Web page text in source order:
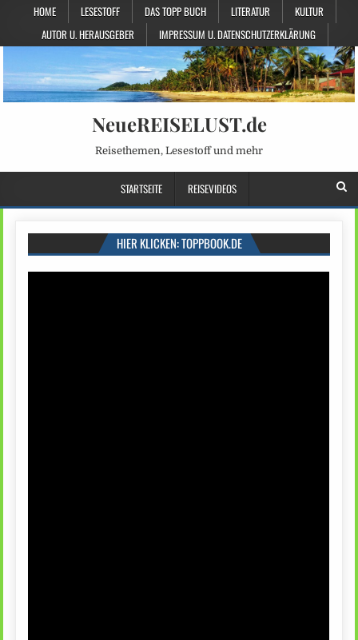
HOME LESESTOFF DAS TOPP BUCH LITERATUR
KULTUR
AUTOR U. HERAUSGEBER
IMPRESSUM U. DATENSCHUTZERKLÄRUNG
NeueREISELUST.de
Reisethemen, Lesestoff und mehr
STARTSEITE REISEVIDEOS
HIER KLICKEN: TOPPBOOK.DE